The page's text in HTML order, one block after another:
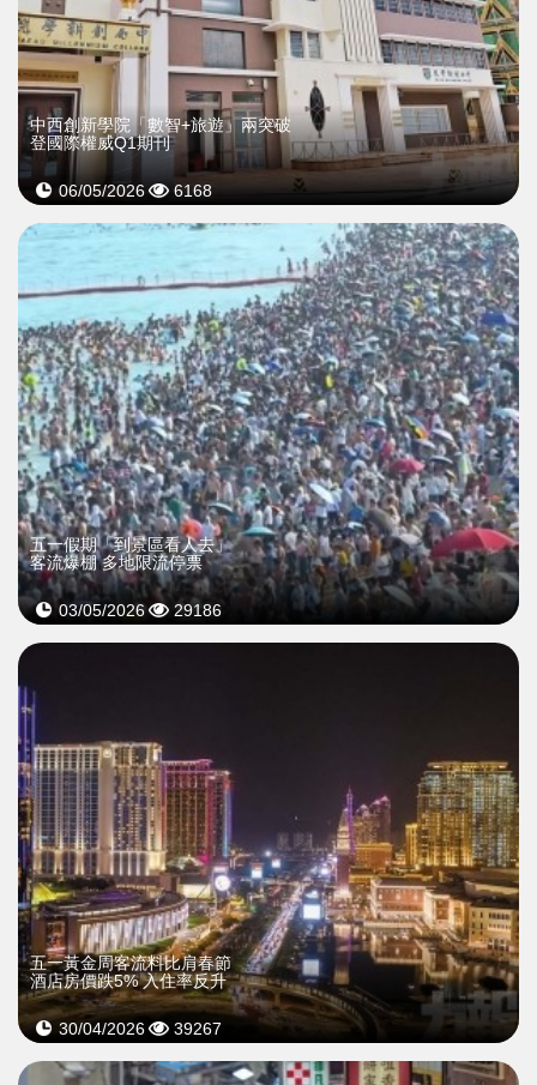
中西創新學院「數智+旅遊」兩突破
登國際權威Q1期刊
06/05/2026 6168
五一假期「到景區看人去」
客流爆棚 多地限流停票
03/05/2026 29186
五一黃金周客流料比肩春節
酒店房價跌5% 入住率反升
30/04/2026 39267